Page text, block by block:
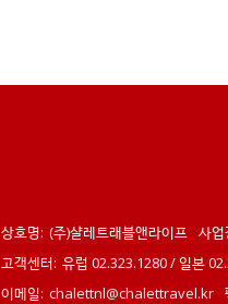
상호명: (주)샬레트래블앤라이프 사
고객센터: 유럽 02.323.1280 / 일본
이메일: chalettnl@chalettravel.kr